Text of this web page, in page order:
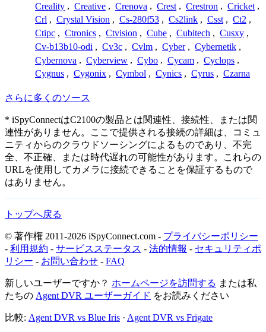
Creality , Creative , Crenova , Crest , Crestron , Cricket ,
Crl , Crystal Vision , Cs-280f53 , Cs2link , Csst , Ct2 ,
Ctipc , Ctronics , Ctvision , Cube , Cubitech , Cusxy ,
Cv-b13b10-odi , Cv3c , Cvlm , Cyber , Cybernetik ,
Cybernova , Cyberview , Cybo , Cycam , Cyclops ,
Cygnus , Cygonix , Cymbol , Cynics , Cyrus , Czarna
さらに多くのソース
* iSpyConnectはC2100の製品とは関連性、接続性、または関
連性がありません。ここで提供される接続の詳細は、コミュ
ニティからのクラウドソーシングによるものであり、不完
全、不正確、または時代遅れの可能性があります。これらの
URLを使用してカメラに接続できることを保証するもので
はありません。
トップへ戻る
© 著作権 2011-2026 iSpyConnect.com - プライバシーポリシー
- 利用規約 - サービスステータス - 法的情報 - セキュリティポ
リシー - お問い合わせ - FAQ
新しいユーザーですか？ ホームページを訪問する または私
たちの Agent DVR ユーザーガイド をお読みください
比較: Agent DVR vs Blue Iris · Agent DVR vs Frigate